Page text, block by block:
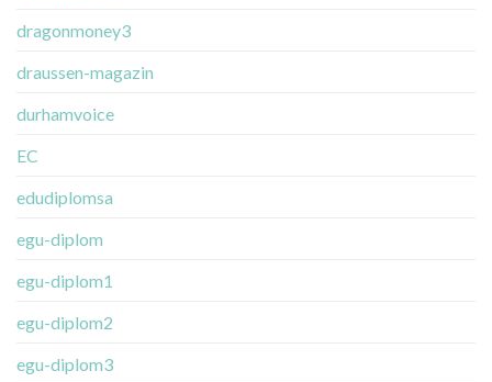
dragonmoney3
draussen-magazin
durhamvoice
EC
edudiplomsa
egu-diplom
egu-diplom1
egu-diplom2
egu-diplom3